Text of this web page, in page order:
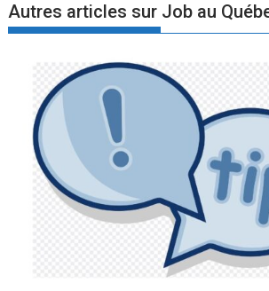
Autres articles sur Job au